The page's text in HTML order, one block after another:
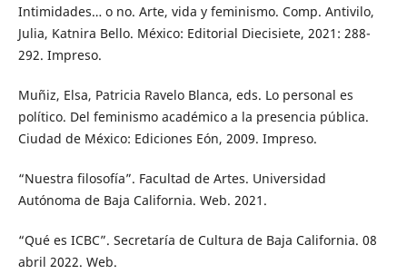
Intimidades… o no. Arte, vida y feminismo. Comp. Antivilo,
Julia, Katnira Bello. México: Editorial Diecisiete, 2021: 288-
292. Impreso.
Muñiz, Elsa, Patricia Ravelo Blanca, eds. Lo personal es
político. Del feminismo académico a la presencia pública.
Ciudad de México: Ediciones Eón, 2009. Impreso.
“Nuestra filosofía”. Facultad de Artes. Universidad
Autónoma de Baja California. Web. 2021.
“Qué es ICBC”. Secretaría de Cultura de Baja California. 08
abril 2022. Web.